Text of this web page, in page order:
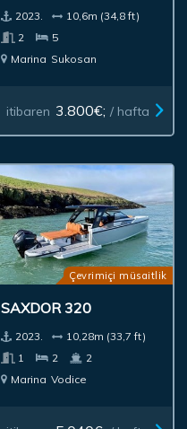
2023.
10,6m (34,8 ft)
2
5
Marina Sukosan
itibaren 3.800€; / hafta
Çevrimiçi müsaitlik
SAXDOR 320
2023.
10,28m (33,7 ft)
1
2
2
Marina Vodice